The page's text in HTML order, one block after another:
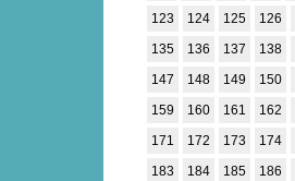
123
124 125 126
135
136 137 138
147
148 149 150
159
160 161 162
171
172 173 174
183
184 185 186